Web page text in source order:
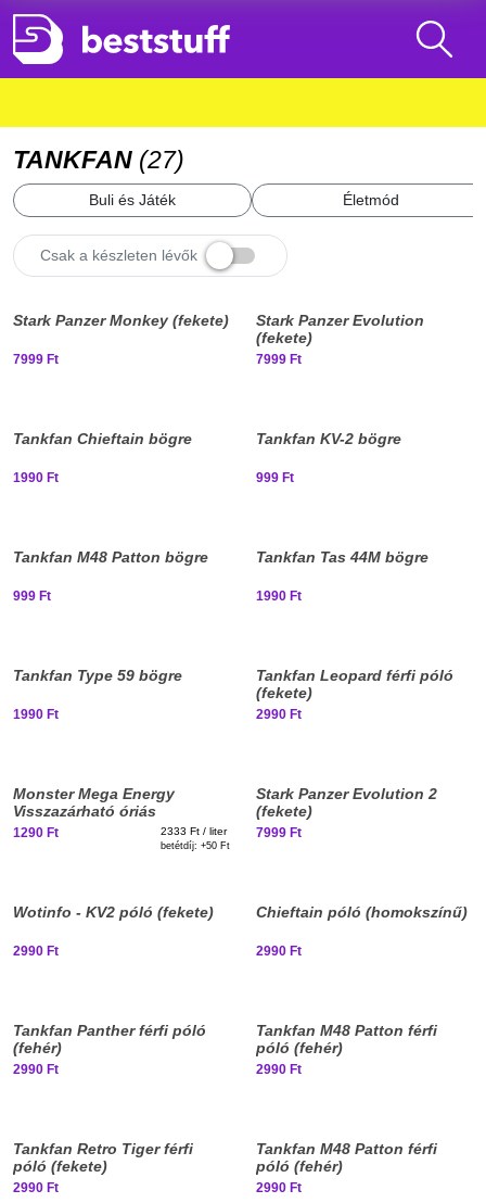
TANKFAN (27)
Buli és Játék Életmód
Csak a készleten lévők
New
stuff
Stark Panzer Monkey (fekete)
7999 Ft
New
stuff
Stark Panzer Evolution
(fekete)
7999 Ft
Tankfan Chieftain bögre
1990 Ft
Tankfan KV-2 bögre
999 Ft
Tankfan M48 Patton bögre
999 Ft
Tankfan Tas 44M bögre
1990 Ft
Tankfan Type 59 bögre
1990 Ft
Tankfan Leopard férfi póló
(fekete)
2990 Ft
Monster Mega Energy
Visszazárható óriás
Energiaital 553ml DRS
1290 Ft 2333 Ft / liter
betétdíj: +50 Ft
Stark Panzer Evolution 2
(fekete)
7999 Ft
Wotinfo - KV2 póló (fekete)
2990 Ft
Chieftain póló (homokszínű)
2990 Ft
Tankfan Panther férfi póló
(fehér)
2990 Ft
Tankfan M48 Patton férfi
póló (fehér)
2990 Ft
Tankfan Retro Tiger férfi
póló (fekete)
2990 Ft
Tankfan M48 Patton férfi
póló (fehér)
2990 Ft